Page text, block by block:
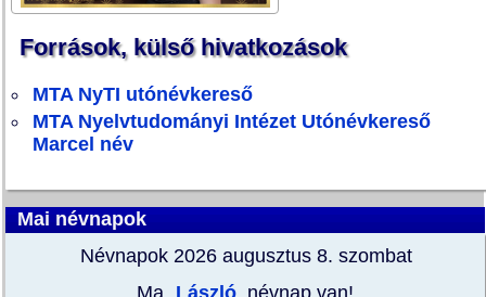
Források, külső hivatkozások
MTA NyTI utónévkereső
MTA Nyelvtudományi Intézet Utónévkereső
Marcel név
Mai névnapok
Névnapok 2026 augusztus 8. szombat
Ma
László, névnap van!